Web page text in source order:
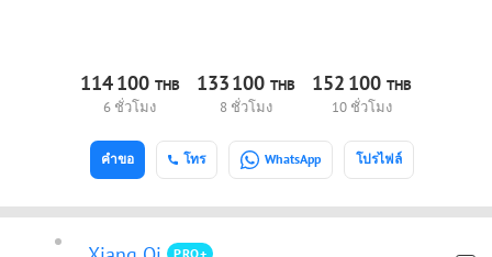
114100 THB
6 ชั่วโมง
133100THB
8 ชั่วโมง
152 100THB
10 ชั่วโมง
โทร WhatsApp โปรไฟล์
คำขอ
PRO+